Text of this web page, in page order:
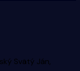
Svätý Ján,